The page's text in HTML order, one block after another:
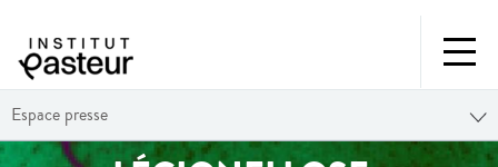
Espace presse